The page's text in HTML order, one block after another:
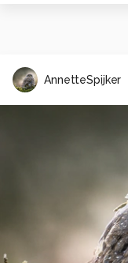
AnnetteSpijker